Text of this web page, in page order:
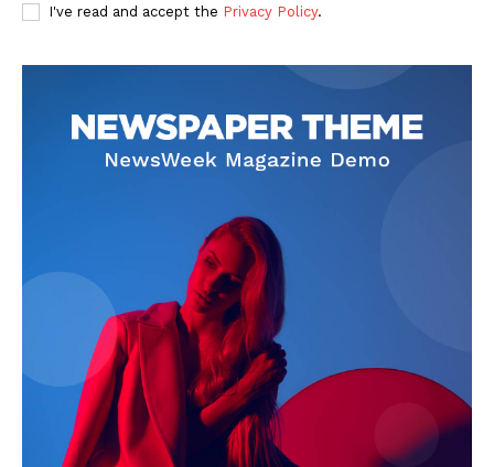
I've read and accept the Privacy Policy.